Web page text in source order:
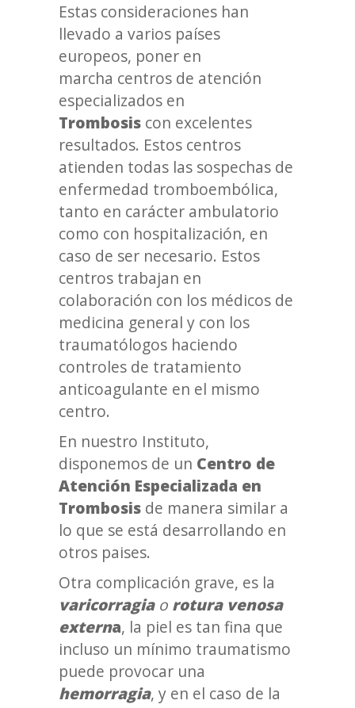
Estas consideraciones han
llevado a varios países
europeos, poner en
marcha centros de atención
especializados en
Trombosis con excelentes
resultados. Estos centros
atienden todas las sospechas de
enfermedad tromboembólica,
tanto en carácter ambulatorio
como con hospitalización, en
caso de ser necesario. Estos
centros trabajan en
colaboración con los médicos de
medicina general y con los
traumatólogos haciendo
controles de tratamiento
anticoagulante en el mismo
centro.
En nuestro Instituto,
disponemos de un Centro de
Atención Especializada en
Trombosis de manera similar a
lo que se está desarrollando en
otros paises.
Otra complicación grave, es la
varicorragia o rotura venosa
externa, la piel es tan fina que
incluso un mínimo traumatismo
puede provocar una
hemorragia, y en el caso de la